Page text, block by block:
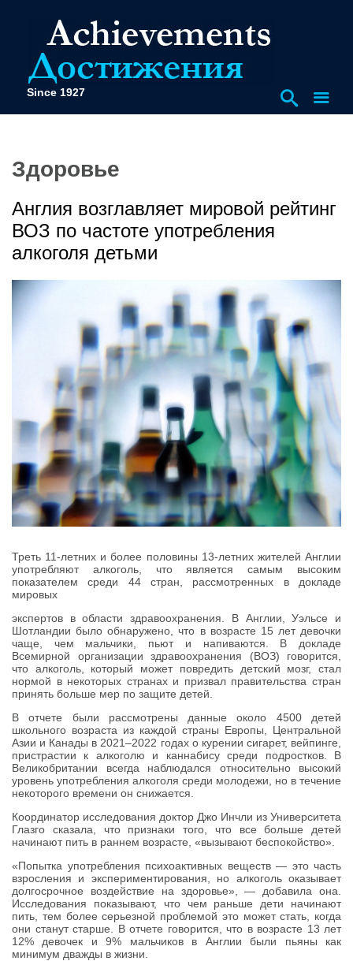
Since 1927
Здоровье
Англия возглавляет мировой рейтинг
ВОЗ по частоте употребления
алкоголя детьми
Треть 11-летних и более половины 13-летних жителей Англии
употребляют алкоголь, что является самым высоким
показателем среди 44 стран, рассмотренных в докладе
мировых
экспертов в области здравоохранения. В Англии, Уэльсе и
Шотландии было обнаружено, что в возрасте 15 лет девочки
чаще, чем мальчики, пьют и напиваются. В докладе
Всемирной организации здравоохранения (ВОЗ) говорится,
что алкоголь, который может повредить детский мозг, стал
нормой в некоторых странах и призвал правительства стран
принять больше мер по защите детей.
В отчете были рассмотрены данные около 4500 детей
школьного возраста из каждой страны Европы, Центральной
Азии и Канады в 2021–2022 годах о курении сигарет, вейпинге,
пристрастии к алкоголю и каннабису среди подростков. В
Великобритании всегда наблюдался относительно высокий
уровень употребления алкоголя среди молодежи, но в течение
некоторого времени он снижается.
Координатор исследования доктор Джо Инчли из Университета
Глазго сказала, что признаки того, что все больше детей
начинают пить в раннем возрасте, «вызывают беспокойство».
«Попытка употребления психоактивных веществ — это часть
взросления и экспериментирования, но алкоголь оказывает
долгосрочное воздействие на здоровье», — добавила она.
Исследования показывают, что чем раньше дети начинают
пить, тем более серьезной проблемой это может стать, когда
они станут старше. В отчете говорится, что в возрасте 13 лет
12% девочек и 9% мальчиков в Англии были пьяны как
минимум дважды в жизни.